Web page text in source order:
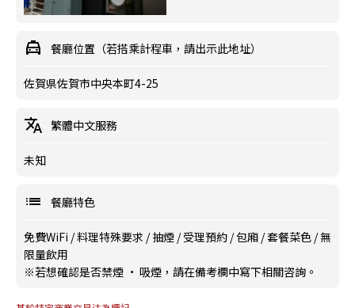
餐廳位置（若搭乘計程車，請出示此地址）
佐賀県佐賀市中央本町4-25
繁體中文服務
未知
餐廳特色
免費WiFi /料理特殊要求 /抽煙 /受理預約 /包廂 /套餐菜色 /無
限量飲用
※若想確認是否禁煙 · 吸煙，請在備考欄中寫下相關咨詢。